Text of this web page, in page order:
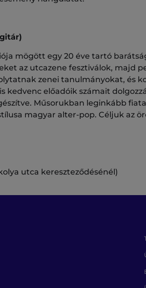
mögött egy 20 éve tartó
az utcazene fesztiválok, majd
zenei tanulmányokat, és
kedvenc előadóik számait
Műsorukban leginkább
magyar alter-pop. Céljuk az
utca kereszteződésénél)